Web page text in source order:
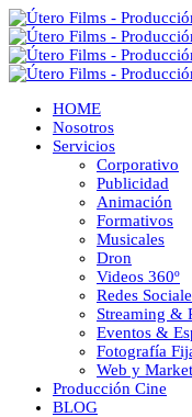
HOME
Nosotros
Servicios
Corporativo
Publicidad
Animación
Formativos
Musicales
Dron
Videos 360º
Redes
Streaming &
Eventos &
Fotografía
Web y
Producción Cine
BLOG